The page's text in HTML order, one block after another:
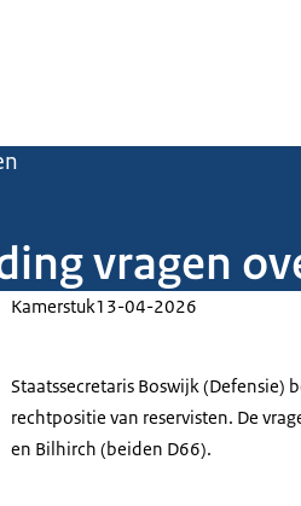
vragen
Kamerstuk13-04-2026
Staatssecretaris Boswijk (Defensie)
rechtpositie van reservisten. De
en Bilhirch (beiden D66).